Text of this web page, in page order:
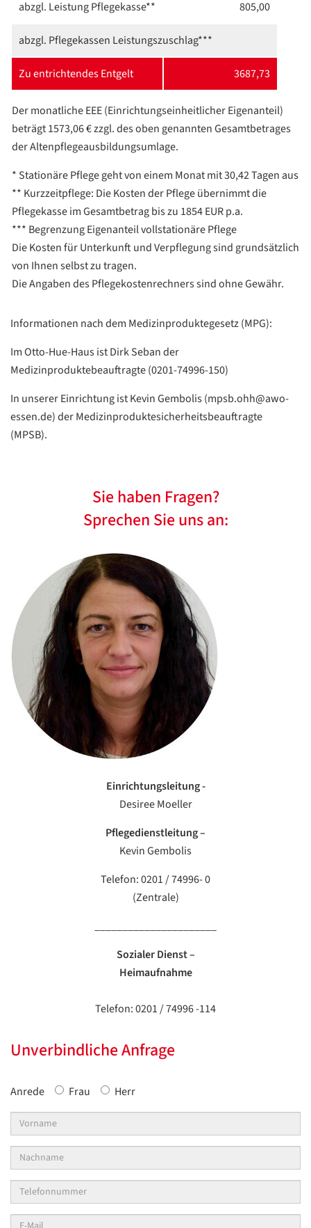
abzgl. Leistung Pflegekasse** 805,00
abzgl. Pflegekassen Leistungszuschlag***
Zu entrichtendes Entgelt 3687,73
Der monatliche EEE (Einrichtung­seinheitlicher Eigenanteil)
beträgt1573,06€ zzgl. des oben genannten Gesamtbetrages
der Altenpflege­ausbildungs­umlage.
* Stationäre Pflege geht von einem Monat mit 30,42 Tagen aus
** Kurzzeitpflege: Die Kosten der Pflege übernimmt die
Pflegekasse im Gesamtbetrag bis zu 1854 EUR p.a.
*** Begrenzung Eigenanteil vollstationäre Pflege
Die Kosten für Unterkunft und Verpflegung sind grundsätzlich
von Ihnen selbst zu tragen.
Die Angaben des Pflegekostenrechners sind ohne Gewähr.
Informationen nach dem Medizinproduktegesetz (MPG):
Im Otto-Hue-Haus ist Dirk Seban der
Medizinproduktebeauftragte (0201-74996-150)
In unserer Einrichtung ist Kevin Gembolis (mpsb.ohh@awo-
essen.de) der Medizinproduktesicherheitsbeauftragte
(MPSB).
Sie haben Fragen?
Sprechen Sie uns an:
Einrichtungsleitung -
Desiree Moeller
Pflegedienstleitung –
Kevin Gembolis
Telefon: 0201 / 74996- 0
(Zentrale)
Sozialer Dienst –
Heimaufnahme
Telefon: 0201 / 74996 -114
Unverbindliche Anfrage
Anrede Frau
Herr
Vorname
Nachname*
Telefonnummer